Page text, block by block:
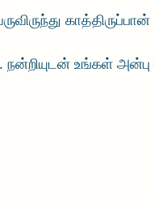
நன்றியுடன் உங்கள்